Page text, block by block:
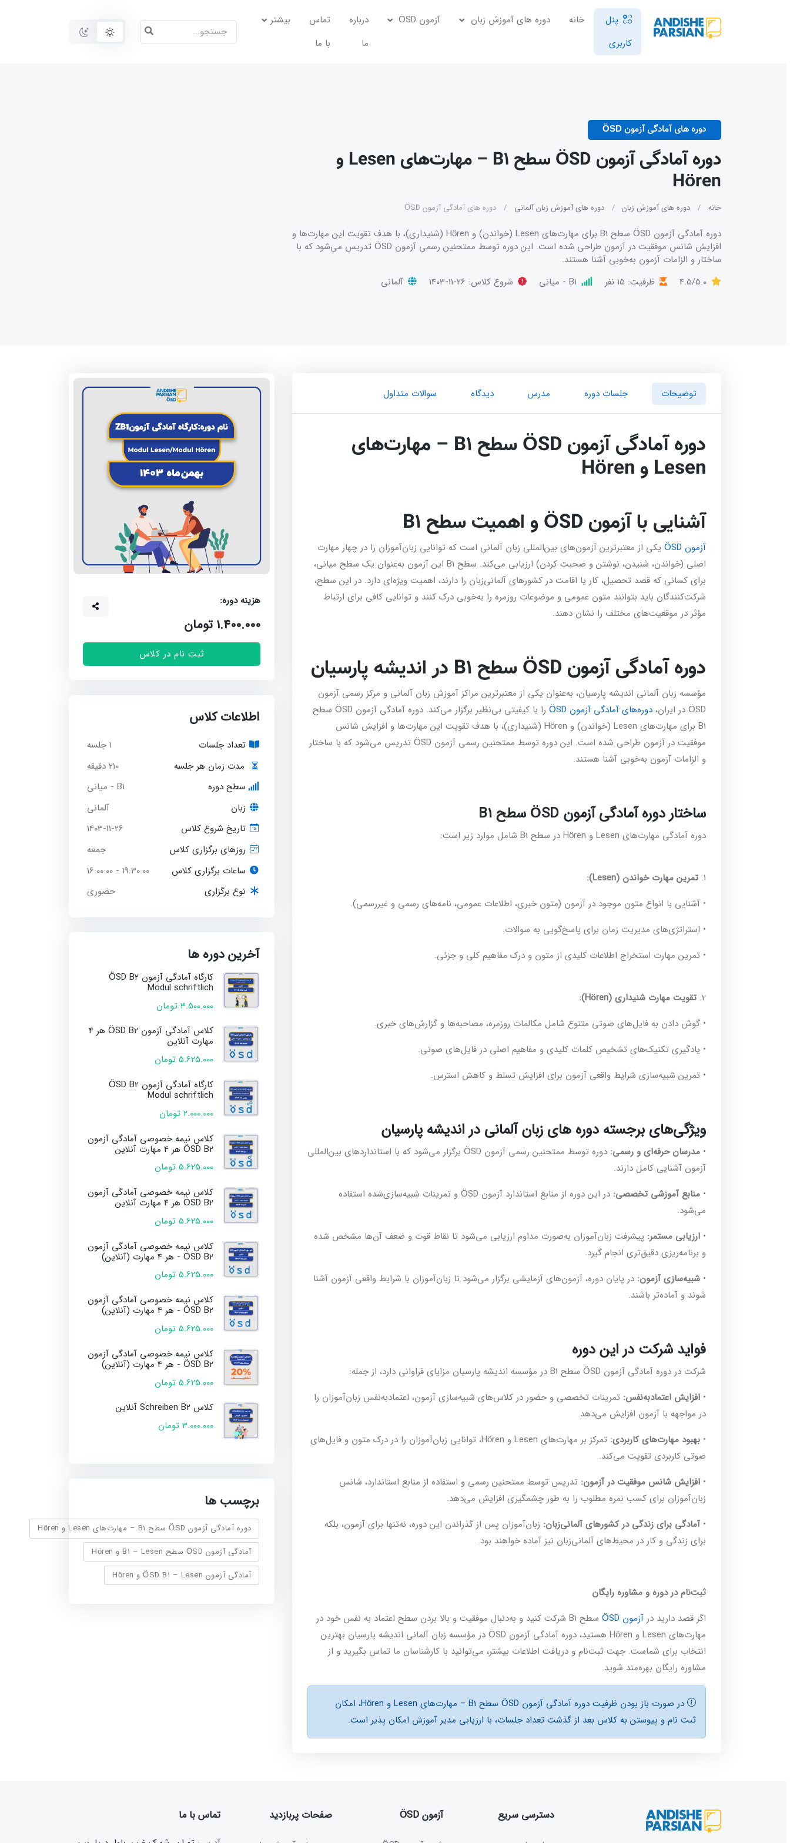
پنل
کاربری
خانه دوره های آموزش زبان آزمون ÖSD
درباره
ما
تماس
با ما
بیشتر
دوره های آمادگی آزمون ÖSD
دوره آمادگی آزمون ÖSD سطح B1 – مهارت‌های Lesen و
Hören
خانه دوره های آموزش زبان دوره های آموزش زبان آلمانی دوره های آمادگی آزمون ÖSD
دوره آمادگی آزمون ÖSD سطح B1 برای مهارت‌های Lesen (خواندن) و Hören (شنیداری)، با هدف تقویت این مهارت‌ها و
افزایش شانس موفقیت در آزمون طراحی شده است. این دوره توسط ممتحنین رسمی آزمون ÖSD تدریس می‌شود که با
ساختار و الزامات آزمون به‌خوبی آشنا هستند.
4.5/5.0
ظرفیت: 15 نفر B1 - میانی شروع کلاس: 1403-11-26 آلمانی
توضیحات جلسات دوره مدرس دیدگاه سوالات متداول
دوره آمادگی آزمون ÖSD سطح B1 – مهارت‌های
Lesen و Hören
آشنایی با آزمون ÖSD و اهمیت سطح B1
آزمون ÖSD
یکی از معتبرترین آزمون‌های بین‌المللی زبان آلمانی است که توانایی زبان‌آموزان را در چهار مهارت
اصلی (خواندن، شنیدن، نوشتن و صحبت کردن) ارزیابی می‌کند. سطح B1 این آزمون به‌عنوان یک سطح میانی،
برای کسانی که قصد تحصیل، کار یا اقامت در کشورهای آلمانی‌زبان را دارند، اهمیت ویژه‌ای دارد. در این سطح،
شرکت‌کنندگان باید بتوانند متون عمومی و موضوعات روزمره را به‌خوبی درک کنند و توانایی کافی برای ارتباط
مؤثر در موقعیت‌های مختلف را نشان دهند.
دوره آمادگی آزمون ÖSD سطح B1 در اندیشه پارسیان
مؤسسه زبان آلمانی اندیشه پارسیان، به‌عنوان یکی از معتبرترین مراکز آموزش زبان آلمانی و مرکز رسمی آزمون
ÖSD در ایران،
دوره‌های آمادگی آزمون ÖSD
را با کیفیتی بی‌نظیر برگزار می‌کند. دوره آمادگی آزمون ÖSD سطح
B1 برای مهارت‌های Lesen (خواندن) و Hören (شنیداری)، با هدف تقویت این مهارت‌ها و افزایش شانس
موفقیت در آزمون طراحی شده است. این دوره توسط ممتحنین رسمی آزمون ÖSD تدریس می‌شود که با ساختار
و الزامات آزمون به‌خوبی آشنا هستند.
ساختار دوره آمادگی آزمون ÖSD سطح B1
دوره آمادگی مهارت‌های Lesen و Hören در سطح B1 شامل موارد زیر است:
تمرین مهارت خواندن (Lesen):
• آشنایی با انواع متون موجود در آزمون (متون خبری، اطلاعات عمومی، نامه‌های رسمی و غیررسمی).
• استراتژی‌های مدیریت زمان برای پاسخ‌گویی به سوالات.
• تمرین مهارت استخراج اطلاعات کلیدی از متون و درک مفاهیم کلی و جزئی.
2. تقویت مهارت شنیداری (Hören):
• گوش دادن به فایل‌های صوتی متنوع شامل مکالمات روزمره، مصاحبه‌ها و گزارش‌های خبری.
• یادگیری تکنیک‌های تشخیص کلمات کلیدی و مفاهیم اصلی در فایل‌های صوتی.
• تمرین شبیه‌سازی شرایط واقعی آزمون برای افزایش تسلط و کاهش استرس.
ویژگی‌های برجسته دوره های زبان آلمانی در اندیشه پارسیان
•مدرسان حرفه‌ای و رسمی:
دوره توسط ممتحنین رسمی آزمون ÖSD برگزار می‌شود که با استانداردهای بین‌المللی
آزمون آشنایی کامل دارند.
•منابع آموزشی تخصصی:
در این دوره از منابع استاندارد آزمون ÖSD و تمرینات شبیه‌سازی‌شده استفاده
می‌شود.
•ارزیابی مستمر:پیشرفت زبان‌آموزان به‌صورت مداوم ارزیابی می‌شود تا نقاط قوت و ضعف آن‌ها مشخص شده
و برنامه‌ریزی دقیق‌تری انجام گیرد.
•شبیه‌سازی آزمون:در پایان دوره، آزمون‌های آزمایشی برگزار می‌شود تا زبان‌آموزان با شرایط واقعی آزمون آشنا
شوند و آماده‌تر باشند.
فواید شرکت در این دوره
شرکت در دوره آمادگی آزمون ÖSD سطح B1 در مؤسسه اندیشه پارسیان مزایای فراوانی دارد، از جمله:
•افزایش اعتمادبه‌نفس:تمرینات تخصصی و حضور در کلاس‌های شبیه‌سازی آزمون، اعتمادبه‌نفس زبان‌آموزان را
در مواجهه با آزمون افزایش می‌دهد.
•بهبود مهارت‌های کاربردی:
تمرکز بر مهارت‌های Lesen و Hören، توانایی زبان‌آموزان را در درک متون و فایل‌های
صوتی کاربردی تقویت می‌کند.
•افزایش شانس موفقیت در آزمون:تدریس توسط ممتحنین رسمی و استفاده از منابع استاندارد، شانس
زبان‌آموزان برای کسب نمره مطلوب را به طور چشمگیری افزایش می‌دهد.
•آمادگی برای زندگی در کشورهای آلمانی‌زبان:زبان‌آموزان پس از گذراندن این دوره، نه‌تنها برای آزمون، بلکه
برای زندگی و کار در محیط‌های آلمانی‌زبان نیز آماده خواهند بود.
ثبت‌نام در دوره و مشاوره رایگان
اگر قصد دارید درآزمون ÖSD
سطح B1 شرکت کنید و به‌دنبال موفقیت و بالا بردن سطح اعتماد به نفس خود در
مهارت‌های Lesen و Hören هستید، دوره آمادگی آزمون ÖSD در مؤسسه زبان آلمانی اندیشه پارسیان بهترین
انتخاب برای شماست. جهت ثبت‌نام و دریافت اطلاعات بیشتر، می‌توانید با کارشناسان ما تماس بگیرید و از
مشاوره رایگان بهره‌مند شوید.
در صورت باز بودن ظرفيت دوره آمادگی آزمون ÖSD سطح B1 – مهارت‌های Lesen و Hören، امكان
ثبت نام و پیوستن به کلاس بعد از گذشت تعداد جلسات، با ارزيابی مدير آموزش امكان پذير است.
هزینه دوره:
1.400.000 تومان
ثبت نام در کلاس
اطلاعات کلاس
تعداد جلسات
مدت زمان هر جلسه
210 دقیقه
سطح دوره
B1 - میانی
زبان
آلمانی
تاریخ شروع کلاس
1403-11-26
روزهای برگزاری کلاس
جمعه
ساعات برگزاری کلاس
19:30:00 - 16:00:00
نوع برگزاری
حضوری
آخرین دوره ها
کارگاه آمادگی آزمون ÖSD B2
Modul schriftlich
3.500.000 تومان
کلاس آمادگی آزمون ÖSD B2 هر 4
مهارت آنلاین
5.625.000 تومان
کارگاه آمادگی آزمون ÖSD B2
Modul schriftlich
2.000.000 تومان
کلاس نیمه خصوصی آمادگی آزمون
ÖSD B2 هر 4 مهارت آنلاین
5.625.000 تومان
کلاس نیمه خصوصی آمادگی آزمون
ÖSD B2 هر 4 مهارت آنلاین
5.625.000 تومان
کلاس نیمه خصوصی آمادگی آزمون
ÖSD B2 - هر 4 مهارت (آنلاین)
5.625.000 تومان
کلاس نیمه خصوصی آمادگی آزمون
ÖSD B2 - هر 4 مهارت (آنلاین)
5.625.000 تومان
کلاس نیمه خصوصی آمادگی آزمون
ÖSD B2 - هر 4 مهارت (آنلاین)
5.625.000 تومان
کلاس Schreiben B2 آنلاین
3.000.000 تومان
برچسب ها
دوره آمادگی آزمون ÖSD سطح B1 – مهارت‌های Lesen و Hören
آمادگی آزمون ÖSD سطح B1 – Lesen و Hören
آمادگی آزمون ÖSD B1 – Lesen و Hören
دسترسی سریع آزمون ÖSD صفحات پربازدید تماس با ما